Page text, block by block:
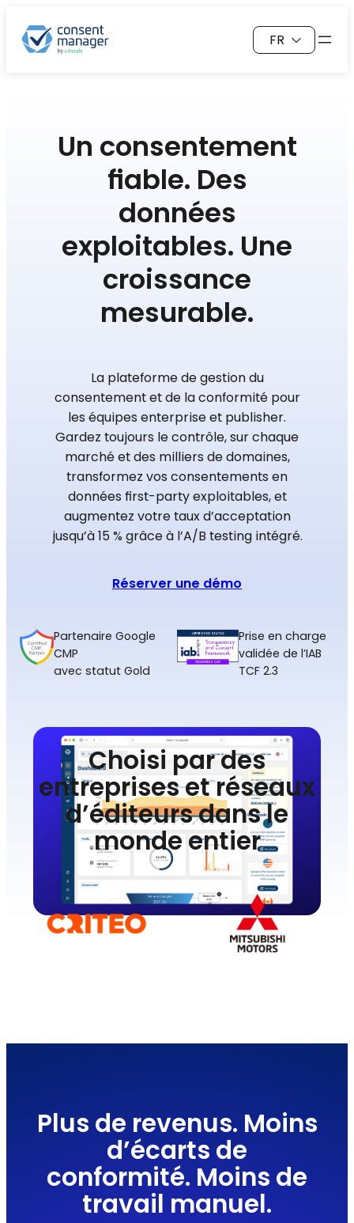
contenu
Choisir
une
Un consentement
fiable. Des
données
exploitables. Une
croissance
mesurable.
La plateforme de gestion du
consentement et de la conformité pour
les équipes enterprise et publisher.
Gardez toujours le contrôle, sur chaque
marché et des milliers de domaines,
transformez vos consentements en
données first-party exploitables, et
augmentez votre taux d’acceptation
jusqu’à 15 % grâce à l’A/B testing intégré.
Réserver une démo
Partenaire Google
CMP
avec statut Gold
Prise en charge
validée de l’IAB
TCF 2.3
Choisi par des
entreprises et réseaux
d’éditeurs dans le
monde entier
Plus de revenus. Moins
d’écarts de
conformité. Moins de
travail manuel.